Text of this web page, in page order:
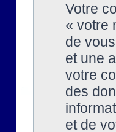
Votre
« votre
de
et une
votre
des
et de